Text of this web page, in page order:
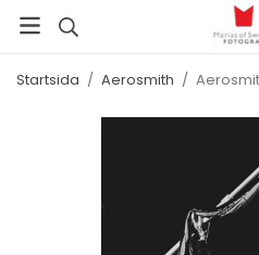
Startsida / Aerosmith /